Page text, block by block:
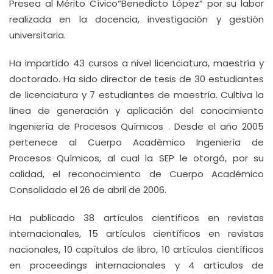
Presea al Mérito Cívico“Benedicto López” por su labor
realizada en la docencia, investigación y gestión
universitaria.
Ha impartido 43 cursos a nivel licenciatura, maestría y
doctorado. Ha sido director de tesis de 30 estudiantes
de licenciatura y 7 estudiantes de maestría. Cultiva la
línea de generación y aplicación del conocimiento
Ingeniería de Procesos Químicos . Desde el año 2005
pertenece al Cuerpo Académico Ingeniería de
Procesos Químicos, al cual la SEP le otorgó, por su
calidad, el reconocimiento de Cuerpo Académico
Consolidado el 26 de abril de 2006.
Ha publicado 38 artículos científicos en revistas
internacionales, 15 artículos científicos en revistas
nacionales, 10 capítulos de libro, 10 artículos científicos
en proceedings internacionales y 4 artículos de